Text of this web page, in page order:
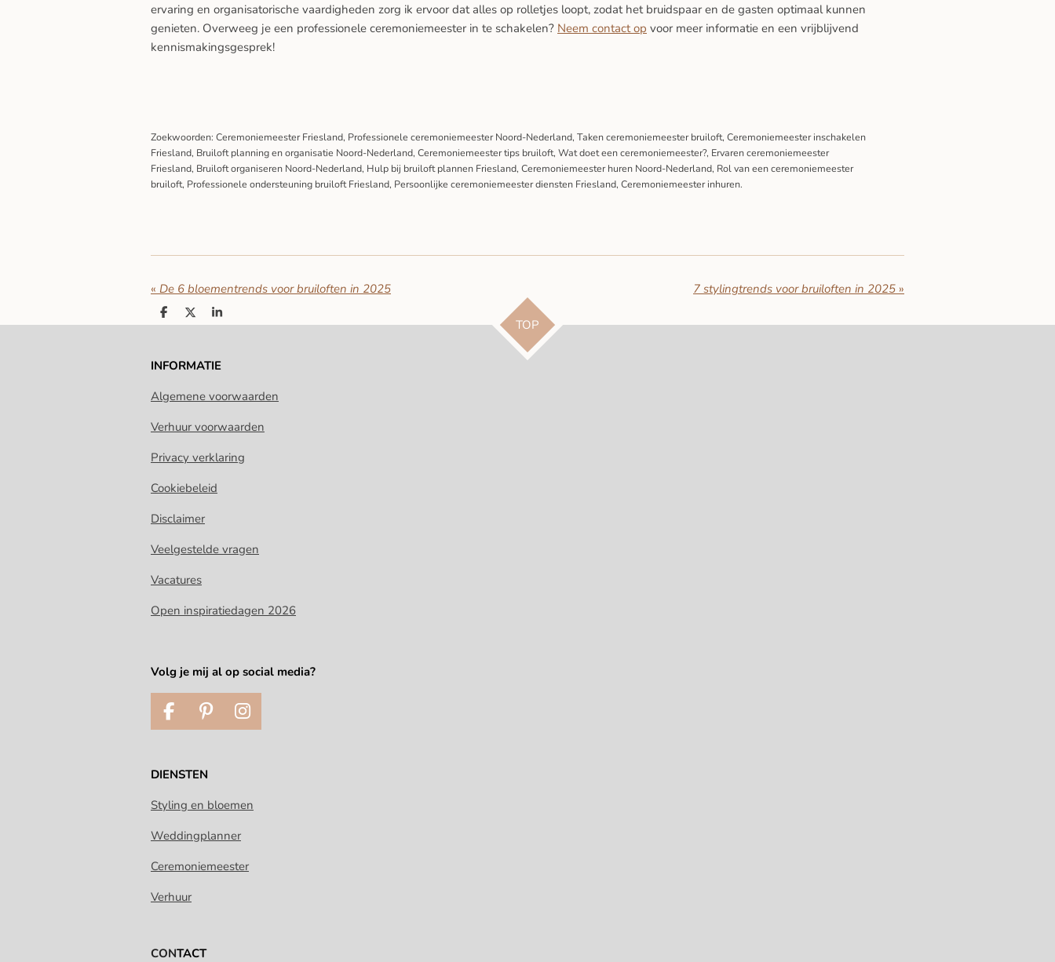
ervaring en organisatorische vaardigheden zorg ik ervoor dat alles op rolletjes loopt, zodat het bruidspaar en de gasten optimaal kunnen
genieten. Overweeg je een professionele ceremoniemeester in te schakelen? Neem contact op voor meer informatie en een vrijblijvend
kennismakingsgesprek!
Zoekwoorden: Ceremoniemeester Friesland, Professionele ceremoniemeester Noord-Nederland, Taken ceremoniemeester bruiloft, Ceremoniemeester inschakelen
Friesland, Bruiloft planning en organisatie Noord-Nederland, Ceremoniemeester tips bruiloft, Wat doet een ceremoniemeester?, Ervaren ceremoniemeester
Friesland, Bruiloft organiseren Noord-Nederland, Hulp bij bruiloft plannen Friesland, Ceremoniemeester huren Noord-Nederland, Rol van een ceremoniemeester
bruiloft, Professionele ondersteuning bruiloft Friesland, Persoonlijke ceremoniemeester diensten Friesland, Ceremoniemeester inhuren.
« De 6 bloementrends voor bruiloften in 2025 7 stylingtrends voor bruiloften in 2025 »
D
e
n
D
e
S
h
e
TOP
INFORMATIE
Algemene voorwaarden
Verhuur voorwaarden
Privacy verklaring
Cookiebeleid
Disclaimer
Veelgestelde vragen
Vacatures
Open inspiratiedagen 2026
Volg je mij al op social media?
F
a
e
o
k
P
i
t
r
s
I
n
g
DIENSTEN
Styling en bloemen
Weddingplanner
Ceremoniemeester
Verhuur
CONTACT